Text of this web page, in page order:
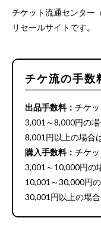
チケット流通センター
リセールサイトです。
チケ流の手数
出品手数料： チケ
3,001～8,000円の
8,001円以上の場合
購入手数料： チケ
3,001～10,000円の
10,001～30,000円
30,001円以上の場